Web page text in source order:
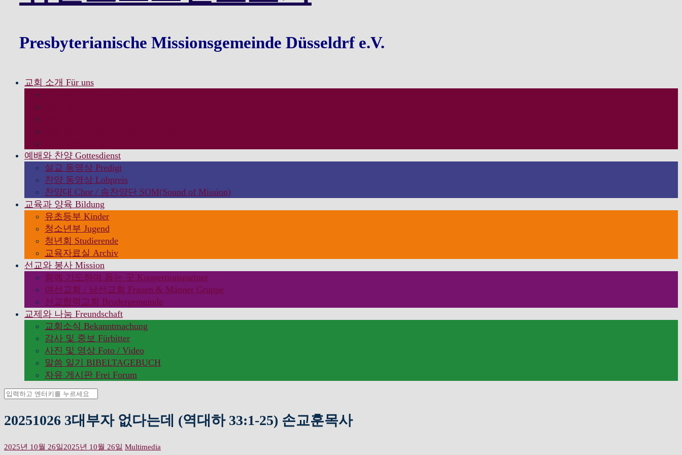
Presbyterianische Missionsgemeinde Düsseldrf e.V.
교회 소개 Für uns
예배와 찬양 Gottesdienst
설교 동영상 Predigt
찬양 동영상 Lobpreis
찬양대 Chor / 솜찬양단 SOM(Sound of Mission)
교육과 양육 Bildung
유초등부 Kinder
청소년부 Jugend
청년회 Studierende
교육자료실 Archiv
선교와 봉사 Mission
함께 기도하며 돕는 곳 Koopertionspartner
여선교회 / 남선교회 Frauen & Männer Gruppe
선교협력교회 Brudergemeinde
교제와 나눔 Freundschaft
교회소식 Bekanntmachung
감사 및 중보 Fürbitter
사진 및 영상 Foto / Video
말씀 일기 BIBELTAGEBUCH
자유 게시판 Frei Forum
검
20251026 3대부자 없다는데 (역대하 33:1-25) 손교훈목사
2025년 10월 26일2025년 10월 26일 Multimedia